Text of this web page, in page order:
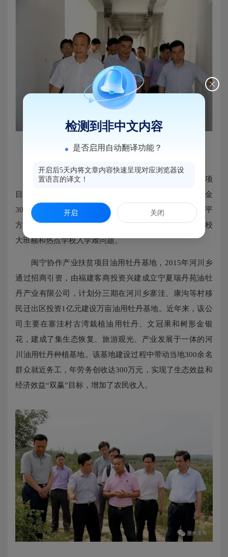
原州区第十八小学是
年自治区确定的“薄改”项
目，项目总投资
其中福州市马尾区配套援助资金
300
万元。学校建设规模为 48 个教学班，建筑面积 13000 平
方米，计划于2017年秋季开始招生，有效缓解了市区学校
大班额和热点学校入学难问题。
闽宁协作产业扶贫项目油用牡丹基地， 2015年河川乡
通过招商引资，由福建客商投资兴建成立宁夏瑞丹苑油牡
丹产业有限公司，计划分三期在河川乡寨洼、康沟等村移
民迁出区投资1 亿元建设万亩油用牡丹基地。近年来，该公
司主要在寨洼村古湾栽植油用牡丹、文冠果和树形金银
花，建成了集生态恢复、旅游观光、产业发展于一体的河
川油用牡丹种植基地。该基地建设过程中带动当地300余名
群众就近务工，年劳务创收达300万元，实现了生态效益和
经济效益“双赢”目标，增加了农民收入。
检测到非中文内容
是否启用自动翻译功能？
开启后5天内将文章内容快速呈现对应浏览器设
置语言的译文！
开启 关闭